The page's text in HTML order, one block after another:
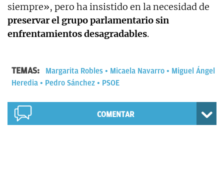
siempre», pero ha insistido en la necesidad de
preservar el grupo parlamentario sin
enfrentamientos desagradables.
TEMAS: Margarita Robles Micaela Navarro
Miguel Ángel
Heredia
Pedro Sánchez PSOE
COMENTAR